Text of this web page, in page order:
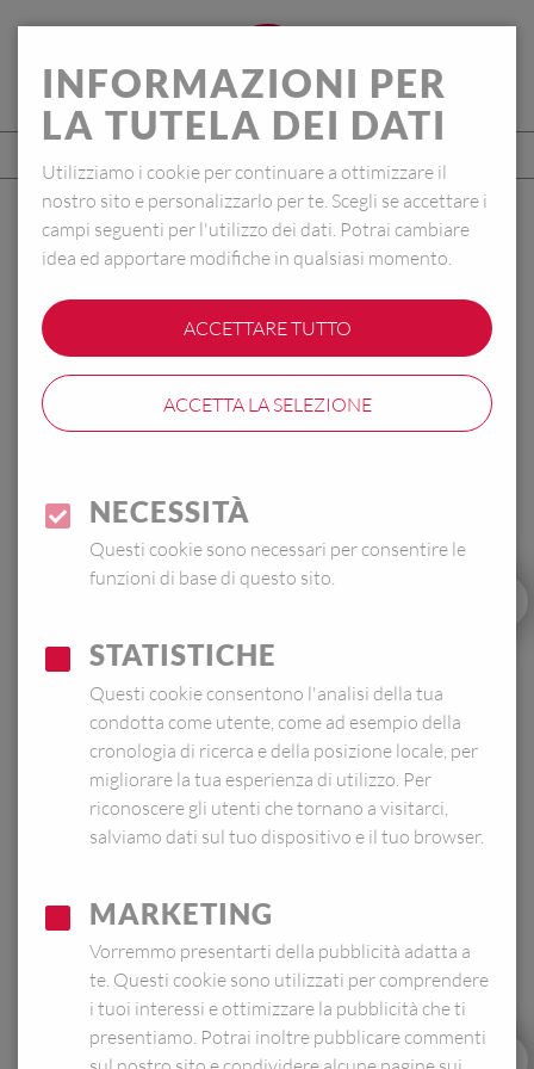
IT
ELEGANZA
Trova un rivenditore
0,3 L 0,6 L 1,0 L
INFORMAZIONI PER
LA TUTELA DEI DATI
Utilizziamo i cookie per continuare a ottimizzare il
nostro sito e personalizzarlo per te. Scegli se accettare i
campi seguenti per l'utilizzo dei dati. Potrai cambiare
idea ed apportare modifiche in qualsiasi momento.
ACCETTARE TUTTO
ACCETTA LA SELEZIONE
NECESSITÀ
Questi cookie sono necessari per consentire le
funzioni di base di questo sito.
STATISTICHE
Questi cookie consentono l'analisi della tua
condotta come utente, come ad esempio della
cronologia di ricerca e della posizione locale, per
migliorare la tua esperienza di utilizzo. Per
riconoscere gli utenti che tornano a visitarci,
salviamo dati sul tuo dispositivo e il tuo browser.
MARKETING
Vorremmo presentarti della pubblicità adatta a
te. Questi cookie sono utilizzati per comprendere
i tuoi interessi e ottimizzare la pubblicità che ti
presentiamo. Potrai inoltre pubblicare commenti